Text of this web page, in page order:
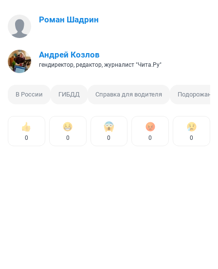
Роман Шадрин
Андрей Козлов
гендиректор, редактор, журналист "Чита.Ру"
В России ГИБДД Справка для водителя
0 0 0 0 0